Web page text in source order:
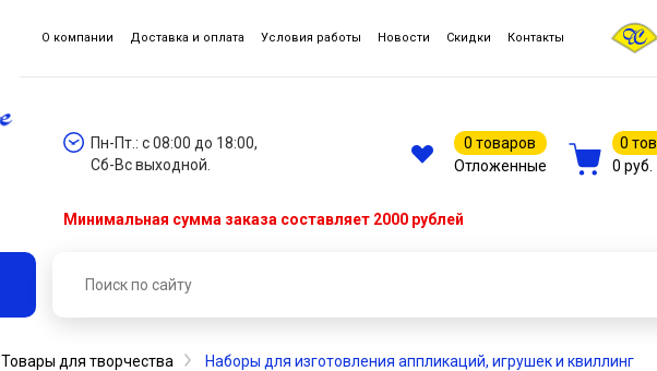
О компании Доставка и оплата Условия работы Новости Скидки Контакты
Пн-Пт.: с 08:00 до 18:00,
Сб-Вс выходной.
0 товаров
Отложенные
0
0 руб.
Минимальная сумма заказа составляет 2000 рублей
Товары для творчества Наборы для изготовления аппликаций, игрушек и квиллинг